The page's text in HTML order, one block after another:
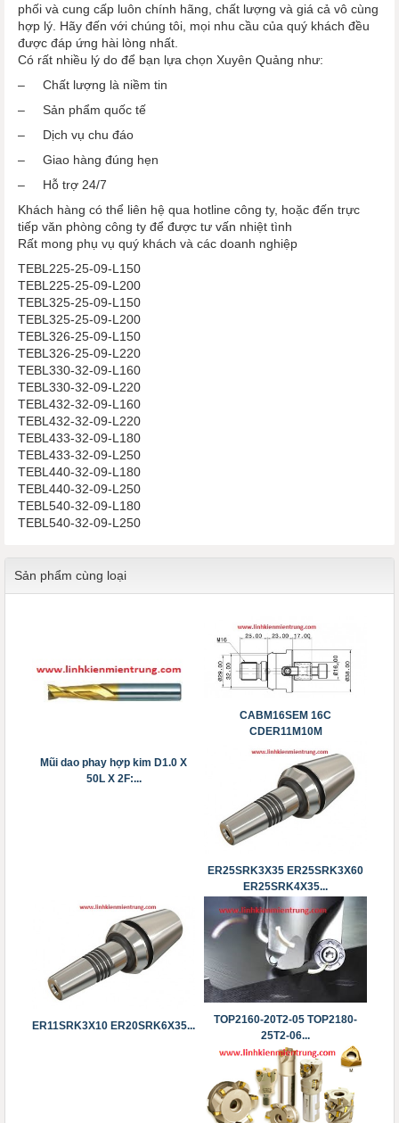
phối và cung cấp luôn chính hãng, chất lượng và giá cả vô cùng
hợp lý. Hãy đến với chúng tôi, mọi nhu cầu của quý khách đều
được đáp ứng hài lòng nhất.
Có rất nhiều lý do để bạn lựa chọn Xuyên Quảng như:
– Chất lượng là niềm tin
– Sản phẩm quốc tế
– Dịch vụ chu đáo
– Giao hàng đúng hẹn
– Hỗ trợ 24/7
Khách hàng có thể liên hệ qua hotline công ty, hoặc đến trực
tiếp văn phòng công ty để được tư vấn nhiệt tình
Rất mong phụ vụ quý khách và các doanh nghiệp
TEBL225-25-09-L150
TEBL225-25-09-L200
TEBL325-25-09-L150
TEBL325-25-09-L200
TEBL326-25-09-L150
TEBL326-25-09-L220
TEBL330-32-09-L160
TEBL330-32-09-L220
TEBL432-32-09-L160
TEBL432-32-09-L220
TEBL433-32-09-L180
TEBL433-32-09-L250
TEBL440-32-09-L180
TEBL440-32-09-L250
TEBL540-32-09-L180
TEBL540-32-09-L250
Sản phẩm cùng loại
Mũi dao phay hợp kim D1.0 X
50L X 2F:...
CABM16SEM 16C
CDER11M10M
CDPER11M12M...
ER25SRK3X35 ER25SRK3X60
ER25SRK4X35...
ER11SRK3X10 ​​​​​​​ER20SRK6X35...
TOP2160-20T2-05 TOP2180-
25T2-06...